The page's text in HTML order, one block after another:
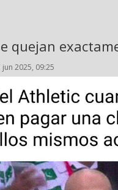
quejan
jun 2025, 09:25